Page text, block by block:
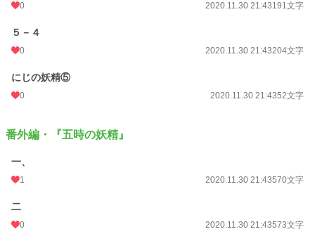
0 2020.11.30 21:43191文字
５－４
0 2020.11.30 21:43204文字
にじの妖精⑤
0 2020.11.30 21:4352文字
番外編・『五時の妖精』
一、
1 2020.11.30 21:43570文字
二
0 2020.11.30 21:43573文字